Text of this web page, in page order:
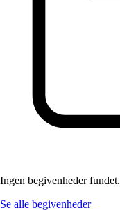
Ingen begivenheder fundet.
Se alle begivenheder